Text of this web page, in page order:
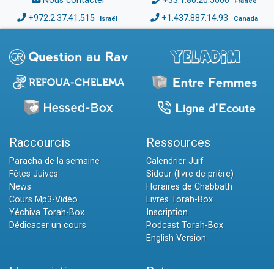
+972.2.37.41.515 Israël +1.437.887.14.93 Canada
Raccourcis
Paracha de la semaine
Fêtes Juives
News
Cours Mp3-Vidéo
Yéchiva Torah-Box
Dédicacer un cours
Ressources
Calendrier Juif
Sidour (livre de prière)
Horaires de Chabbath
Livres Torah-Box
Inscription
Podcast Torah-Box
English Version